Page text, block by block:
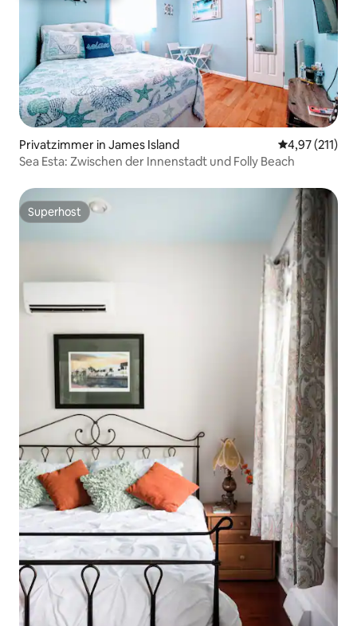
Privatzimmer in James Island
4,97 (211)
Sea Esta: Zwischen der Innenstadt und Folly Beach
Superhost
Superhost